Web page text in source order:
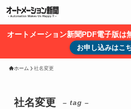
オートメーション新聞PDF電子版は
お申し込みはこ
ホーム 社名変更
社名変更 – tag –